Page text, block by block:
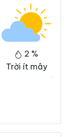
2 %
Trời ít mây